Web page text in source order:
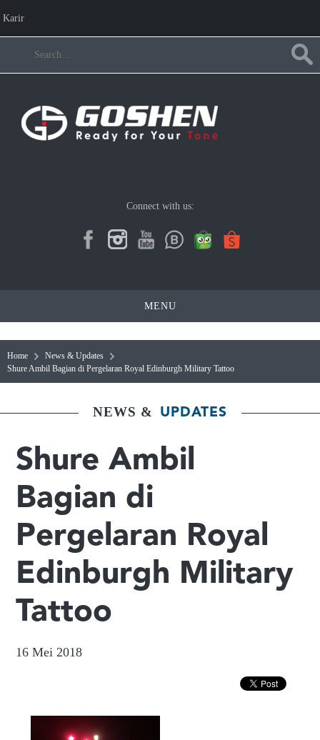
Karir
Connect with us:
MENU
Home
News & Updates
Shure Ambil Bagian di Pergelaran Royal Edinburgh Military Tattoo
NEWS & UPDATES
Shure Ambil
Bagian di
Pergelaran Royal
Edinburgh Military
Tattoo
16 Mei 2018